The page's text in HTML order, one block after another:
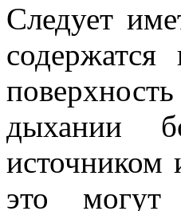
Следует
дыхании
это